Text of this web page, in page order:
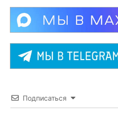
Подписаться